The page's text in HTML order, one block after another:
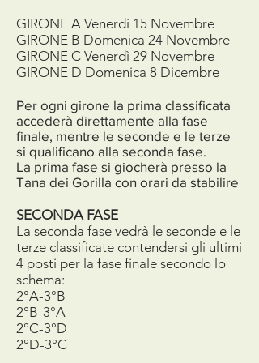
GIRONE A Venerdì 15 Novembre
GIRONE B Domenica 24 Novembre
GIRONE C Venerdì 29 Novembre
GIRONE D Domenica 8 Dicembre
Per ogni girone la prima classificata
accederà direttamente alla fase
finale, mentre le seconde e le terze
si qualificano alla seconda fase.
La prima fase si giocherà presso la
Tana dei Gorilla con orari da stabilire
SECONDA FASE
La seconda fase vedrà le seconde e le
terze classificate contendersi gli ultimi
4 posti per la fase finale secondo lo
schema:
2°A-3°B
2°B-3°A
2°C-3°D
2°D-3°C